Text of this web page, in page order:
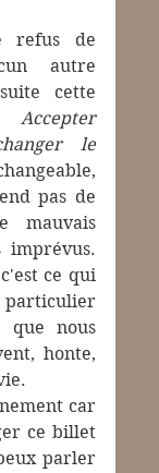
de
autre
cette
Accepter
le
pas de
mauvais
ce qui
particulier
que nous
honte,
car
ce billet
parler